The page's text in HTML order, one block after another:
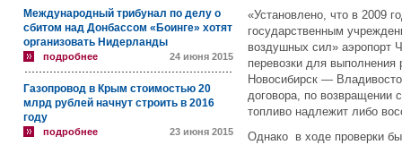
Международный трибунал по делу о
сбитом над Донбассом «Боинге» хотят
организовать Нидерланды
подробнее 24 июня 2015
Газопровод в Крым стоимостью 20
млрд рублей начнут строить в 2016
году
подробнее 23 июня 2015
«Установлено, что в 2009
государственным
воздушных сил» аэропорт
перевозки для
Новосибирск —
договора, по возвращении
топливо надлежит либо
Однако в ходе проверки